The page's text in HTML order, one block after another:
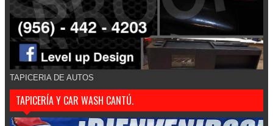
TAPICERIA DE AUTOS
TAPICERÍA Y CAR WASH CANTÚ.